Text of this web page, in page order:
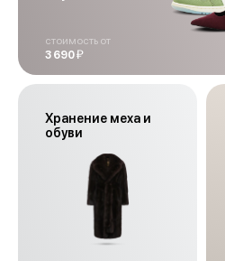
стоимость от
3 690й
Хранение меха и
обуви